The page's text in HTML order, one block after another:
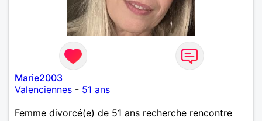
Marie2003
Valenciennes - 51 ans
Femme divorcé(e) de 51 ans recherche rencontre